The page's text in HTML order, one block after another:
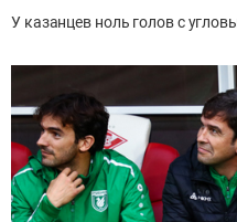
У казанцев ноль голов с